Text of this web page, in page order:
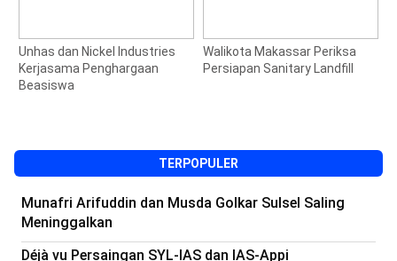
Unhas dan Nickel Industries
Kerjasama Penghargaan
Beasiswa
Walikota Makassar Periksa
Persiapan Sanitary Landfill
TERPOPULER
Munafri Arifuddin dan Musda Golkar Sulsel Saling
Meninggalkan
Déjà vu Persaingan SYL-IAS dan IAS-Appi